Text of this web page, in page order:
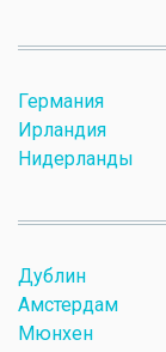
Германия
Ирландия
Нидерланды
Дублин
Амстердам
Мюнхен